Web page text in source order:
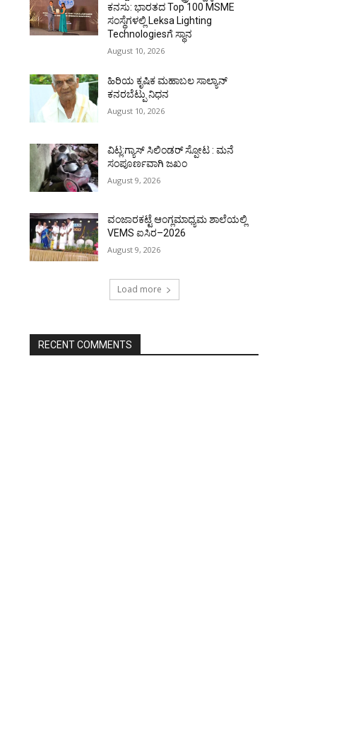
ಕನಸು: ಭಾರತದ Top 100 MSME
ಸಂಸ್ಥೆಗಳಲ್ಲಿ Leksa Lighting
Technologiesಗೆ ಸ್ಥಾನ
August 10, 2026
ಹಿರಿಯ ಕೃಷಿಕ ಮಹಾಬಲ ಸಾಲ್ಯಾನ್
ಕನರಬೆಟ್ಪು ನಿಧನ
August 10, 2026
ವಿಟ್ಲ:ಗ್ಯಾಸ್ ಸಿಲಿಂಡರ್ ಸ್ಪೋಟ : ಮನೆ
ಸಂಪೂರ್ಣವಾಗಿ ಜಖಂ
August 9, 2026
ವಂಜಾರಕಟ್ಟೆ ಆಂಗ್ಲಮಾಧ್ಯಮ ಶಾಲೆಯಲ್ಲಿ
VEMS ಐಸಿರ–2026
August 9, 2026
Load more
RECENT COMMENTS